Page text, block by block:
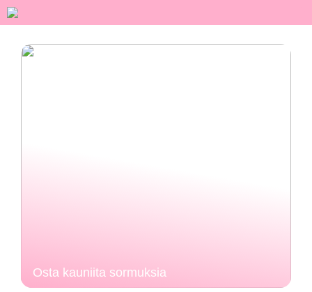
Osta kauniita sormuksia